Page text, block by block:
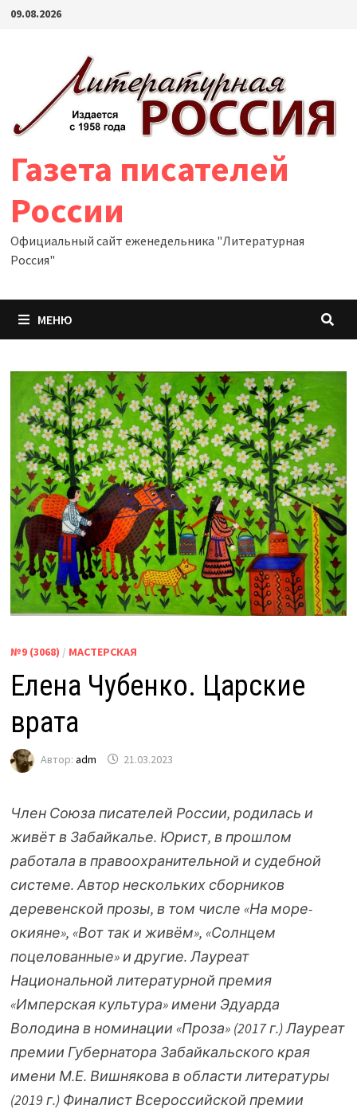
Перейти
09.08.2026
Газета писателей
России
Официальный сайт еженедельника "Литературная
Россия"
МЕНЮ
№9 (3068) / МАСТЕРСКАЯ
Елена Чубенко. Царские
врата
Автор: adm 21.03.2023
Член Союза писателей России, родилась и
живёт в Забайкалье. Юрист, в прошлом
работала в правоохранительной и судебной
системе. Автор нескольких сборников
деревенской прозы, в том числе «На море-
окияне», «Вот так и живём», «Солнцем
поцелованные» и другие. Лауреат
Национальной литературной премия
«Имперская культура» имени Эдуарда
Володина в номинации «Проза» (2017 г.) Лауреат
премии Губернатора Забайкальского края
имени М.Е. Вишнякова в области литературы
(2019 г.) Финалист Всероссийской премии